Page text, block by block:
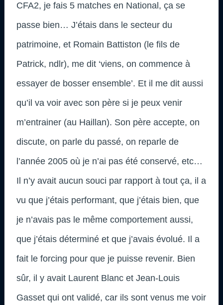
CFA2, je fais 5 matches en National, ça se
passe bien… J’étais dans le secteur du
patrimoine, et Romain Battiston (le fils de
Patrick, ndlr), me dit ‘viens, on commence à
essayer de bosser ensemble’. Et il me dit aussi
qu’il va voir avec son père si je peux venir
m’entrainer (au Haillan). Son père accepte, on
discute, on parle du passé, on reparle de
l’année 2005 où je n’ai pas été conservé, etc…
Il n’y avait aucun souci par rapport à tout ça, il a
vu que j’étais performant, que j’étais bien, que
je n’avais pas le même comportement aussi,
que j’étais déterminé et que j’avais évolué. Il a
fait le forcing pour que je puisse revenir. Bien
sûr, il y avait Laurent Blanc et Jean-Louis
Gasset qui ont validé, car ils sont venus me voir